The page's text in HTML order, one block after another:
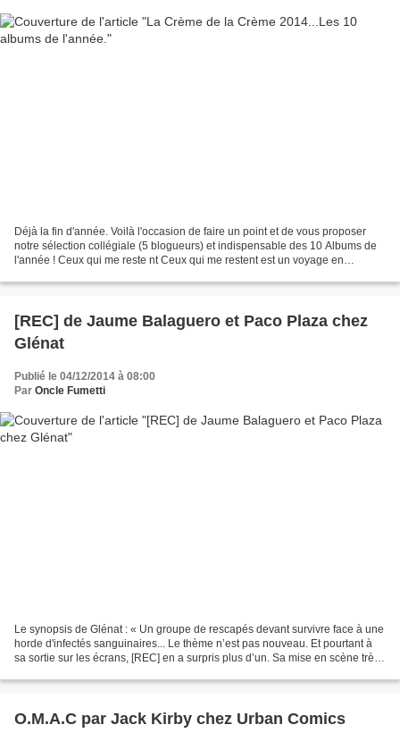
Déjà la fin d'année. Voilà l'occasion de faire un point et de vous proposer
notre sélection collégiale (5 blogueurs) et indispensable des 10 Albums de
l'année ! Ceux qui me reste nt Ceux qui me restent est un voyage en
[REC] de Jaume Balaguero et Paco Plaza chez
Glénat
Publié le 04/12/2014 à 08:00
Par Oncle Fumetti
Le synopsis de Glénat : « Un groupe de rescapés devant survivre face à une
horde d'infectés sanguinaires... Le thème n’est pas nouveau. Et pourtant à
sa sortie sur les écrans, [REC] en a surpris plus d’un. Sa mise en scène très
O.M.A.C par Jack Kirby chez Urban Comics